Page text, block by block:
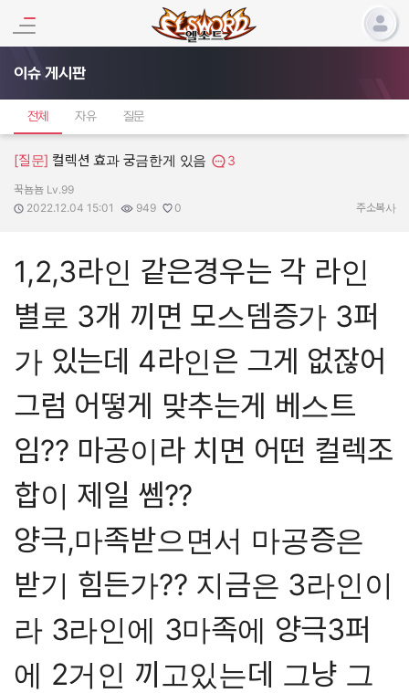
이슈 게시판
전체 자유 질문
[질문] 컬렉션 효과 궁금한게 있음 3
작성자:
꾹뇸뇸 Lv.99
작성일:
2022.12.04 15:01
조회수:
949
추천수:
0 주소복사
1,2,3라인 같은경우는 각 라인
별로 3개 끼면 모스뎀증가 3퍼
가 있는데 4라인은 그게 없잖어
그럼 어떻게 맞추는게 베스트
임?? 마공이라 치면 어떤 컬렉조
합이 제일 쎔??
양극,마족받으면서 마공증은
받기 힘든가?? 지금은 3라인이
라 3라인에 3마족에 양극3퍼
에 2거인 끼고있는데 그냥 그